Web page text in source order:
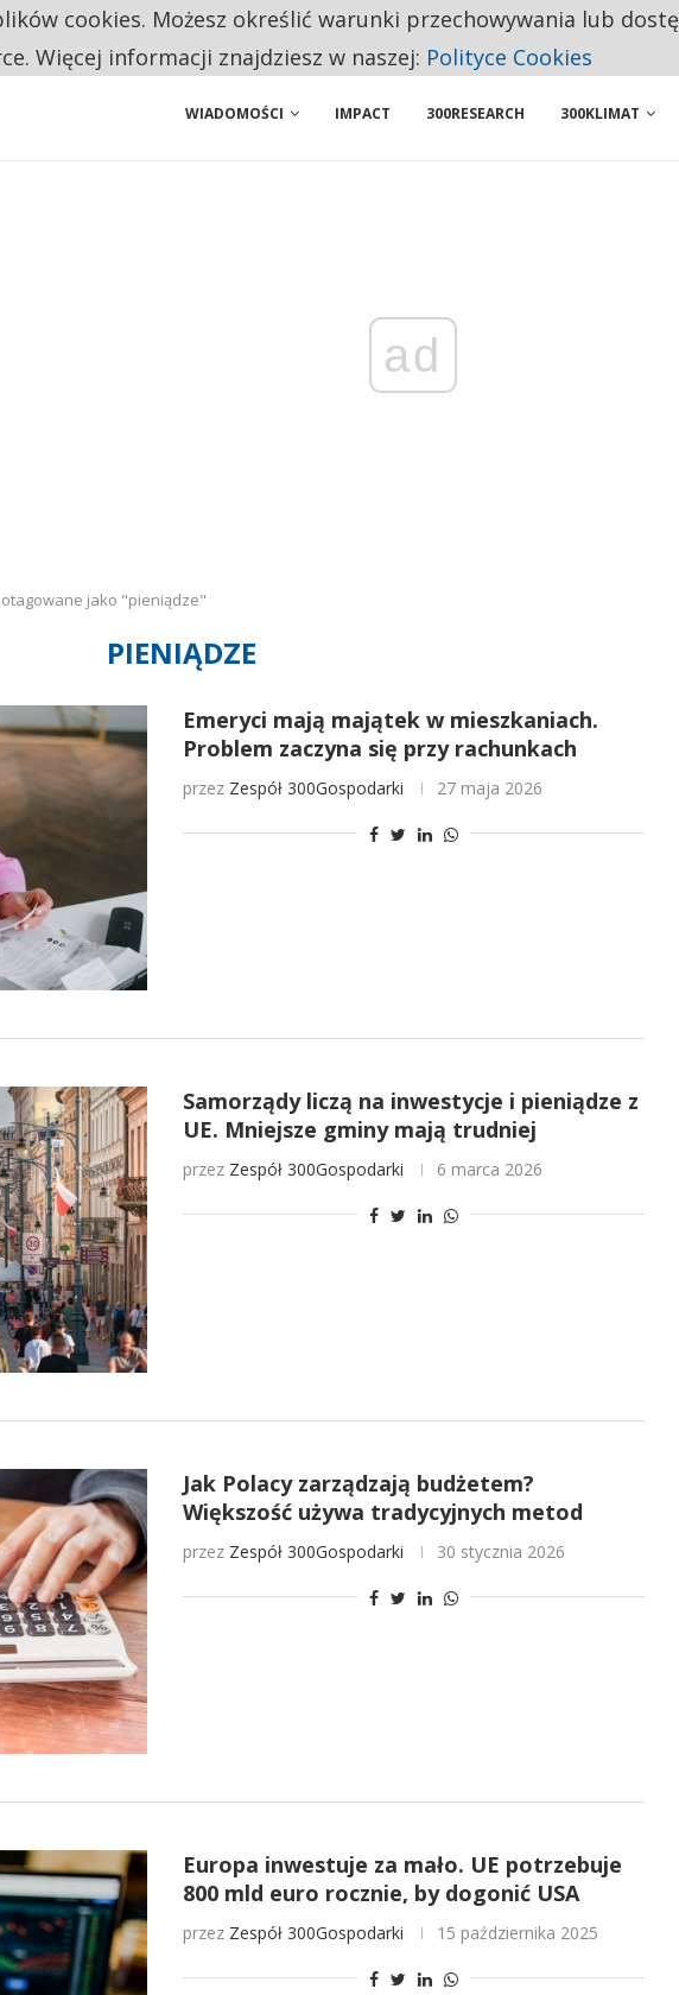
W EUROPEJSKI PRZEMYSŁ. NA LIŚCIE SĄ DWA PODMIOTY Z POLSKI
WIADOMOŚCI IMPACT 300RESEARCH 300KLIMAT
ad
jako "pieniądze"
PIENIĄDZE
Emeryci mają majątek w mieszkaniach.
Problem zaczyna się przy rachunkach
przez Zespół 300Gospodarki 27 maja 2026
Samorządy liczą na inwestycje i pieniądze z
UE. Mniejsze gminy mają trudniej
przez Zespół 300Gospodarki 6 marca 2026
Jak Polacy zarządzają budżetem?
Większość używa tradycyjnych metod
przez Zespół 300Gospodarki 30 stycznia 2026
Europa inwestuje za mało. UE potrzebuje
800 mld euro rocznie, by dogonić USA
przez Zespół 300Gospodarki 15 października 2025
cookies. Możesz określić warunki przechowywania lub
Więcej informacji znajdziesz w naszej: Polityce Cookies